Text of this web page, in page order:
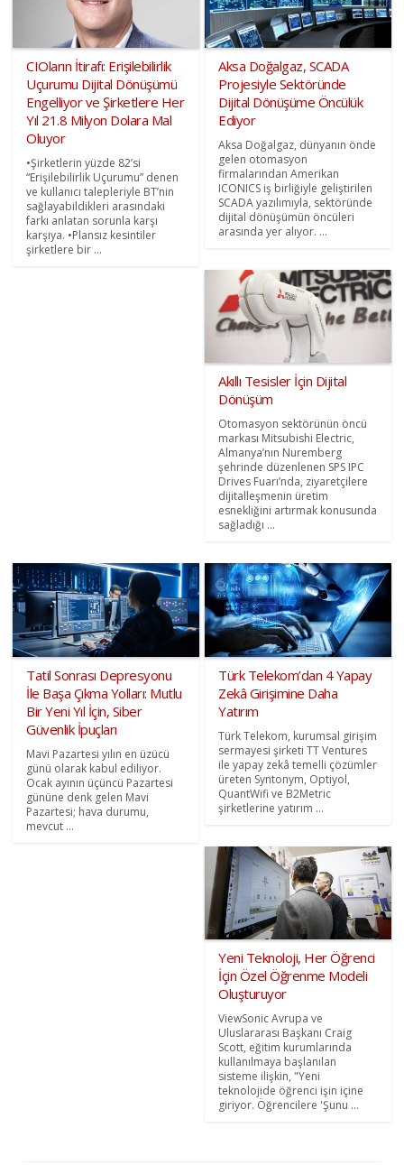
CIOların İtirafı: Erişilebilirlik
Uçurumu Dijital Dönüşümü
Engelliyor ve Şirketlere Her
Yıl 21.8 Milyon Dolara Mal
Oluyor
•Şirketlerin yüzde 82’si
“Erişilebilirlik Uçurumu” denen
ve kullanıcı talepleriyle BT’nin
sağlayabildikleri arasındaki
farkı anlatan sorunla karşı
karşıya. •Plansız kesintiler
şirketlere bir ...
Aksa Doğalgaz, SCADA
Projesiyle Sektöründe
Dijital Dönüşüme Öncülük
Ediyor
Aksa Doğalgaz, dünyanın önde
gelen otomasyon
firmalarından Amerikan
ICONICS iş birliğiyle geliştirilen
SCADA yazılımıyla, sektöründe
dijital dönüşümün öncüleri
arasında yer alıyor. ...
Akıllı Tesisler İçin Dijital
Dönüşüm
Otomasyon sektörünün öncü
markası Mitsubishi Electric,
Almanya’nın Nuremberg
şehrinde düzenlenen SPS IPC
Drives Fuarı’nda, ziyaretçilere
dijitalleşmenin üretim
esnekliğini artırmak konusunda
sağladığı ...
Tatil Sonrası Depresyonu
İle Başa Çıkma Yolları: Mutlu
Bir Yeni Yıl İçin, Siber
Güvenlik İpuçları
Mavi Pazartesi yılın en üzücü
günü olarak kabul ediliyor.
Ocak ayının üçüncü Pazartesi
gününe denk gelen Mavi
Pazartesi; hava durumu,
mevcut ...
Türk Telekom’dan 4 Yapay
Zekâ Girişimine Daha
Yatırım
Türk Telekom, kurumsal girişim
sermayesi şirketi TT Ventures
ile yapay zekâ temelli çözümler
üreten Syntonym, Optiyol,
QuantWifi ve B2Metric
şirketlerine yatırım ...
Yeni Teknoloji, Her Öğrenci
İçin Özel Öğrenme Modeli
Oluşturuyor
ViewSonic Avrupa ve
Uluslararası Başkanı Craig
Scott, eğitim kurumlarında
kullanılmaya başlanılan
sisteme ilişkin, "Yeni
teknolojide öğrenci işin içine
giriyor. Öğrencilere 'Şunu ...